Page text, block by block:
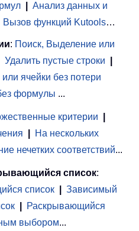
Анализ данных и
Вызов функций Kutools…
: Поиск, Выделение или
Удалить пустые строки
ячейки без потери
формулы ...
критерии
На нескольких
нечетких соответствий...
список:
список
Зависимый
Раскрывающийся
выбором...